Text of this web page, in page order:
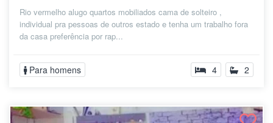
Rio vermelho alugo quartos mobiliados cama de solteiro ,
individual pra pessoas de outros estado e tenha um trabalho fora
da casa preferência por rap...
Para homens 4 2